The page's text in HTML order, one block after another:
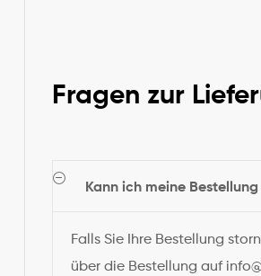
Fragen zur
Kann ich meine
Falls Sie Ihre Bestellung
über die Bestellung auf